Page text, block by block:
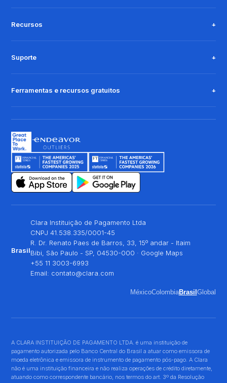
Recursos
Suporte
Ferramentas e recursos gratuitos
Brasil
Clara Instituição de Pagamento Ltda
CNPJ 41.538.335/0001-45
R. Dr. Renato Paes de Barros, 33, 15º andar - Itaim
Bibi, São Paulo - SP, 04530-000 · Google Maps
+55 11 3003-6993
Email: contato@clara.com
MéxicoColombiaBrasil Global
A CLARA INSTITUIÇÃO DE PAGAMENTO LTDA. é uma instituição de
pagamento autorizada pelo Banco Central do Brasil a atuar como emissora de
moeda eletrônica e emissora de instrumento de pagamento pós-pago. A Clara
não é uma instituição financeira e não realiza operações de crédito diretamente,
atuando como correspondente bancário, nos termos do art. 3º da Resolução